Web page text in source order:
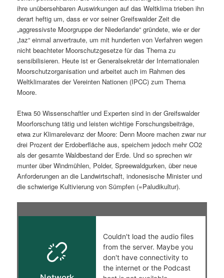
n
g
e
n
r
i
n
g
e
n
ihre unübersehbaren Auswirkungen auf das Weltklima trieben ihn
derart heftig um, dass er vor seiner Greifswalder Zeit die
„aggressivste Moorgruppe der Niederlande“ gründete, wie er der
„taz“ einmal anvertraute, um mit hunderten von Verfahren wegen
nicht beachteter Moorschutzgesetze für das Thema zu
sensibilisieren. Heute ist er Generalsekretär der Internationalen
Moorschutzorganisation und arbeitet auch im Rahmen des
Weltklimarates der Vereinten Nationen (IPCC) zum Thema
Moore.
Etwa 50 Wissenschaftler und Experten sind in der Greifswalder
Moorforschung tätig und leisten wichtige Forschungsbeiträge,
etwa zur Klimarelevanz der Moore: Denn Moore machen zwar nur
drei Prozent der Erdoberfläche aus, speichern jedoch mehr CO2
als der gesamte Waldbestand der Erde. Und so sprechen wir
munter über Windmühlen, Polder, Spreewaldgurken, über neue
Anforderungen an die Landwirtschaft, indonesische Minister und
die schwierige Kultivierung von Sümpfen (=Paludikultur).